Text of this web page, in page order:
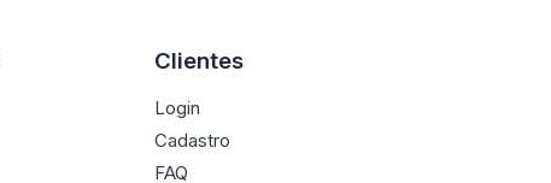
Clientes
Login
Cadastro
FAQ